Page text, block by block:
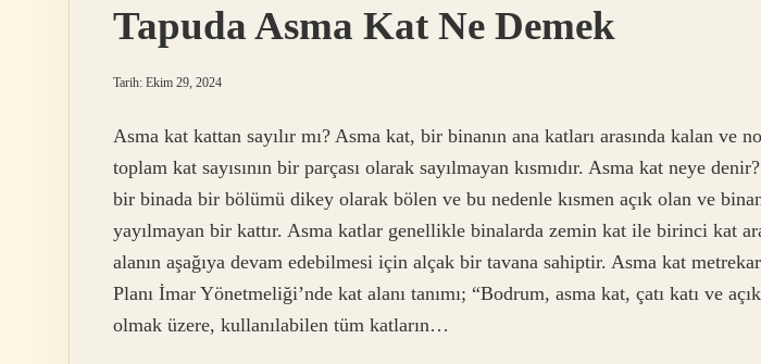
Tapuda Asma Kat Ne Demek
Tarih: Ekim 29, 2024
Asma kat kattan sayılır mı? Asma kat, bir binanın ana katları arasında kalan ve
toplam kat sayısının bir parçası olarak sayılmayan kısmıdır. Asma kat neye
bir binada bir bölümü dikey olarak bölen ve bu nedenle kısmen açık olan ve
yayılmayan bir kattır. Asma katlar genellikle binalarda zemin kat ile birinci kat
alanın aşağıya devam edebilmesi için alçak bir tavana sahiptir. Asma kat
Planı İmar Yönetmeliği’nde kat alanı tanımı; “Bodrum, asma kat, çatı katı ve
olmak üzere, kullanılabilen tüm katların…